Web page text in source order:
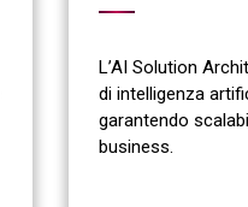
L’AI Solution
di intelligenza
garantendo
business.